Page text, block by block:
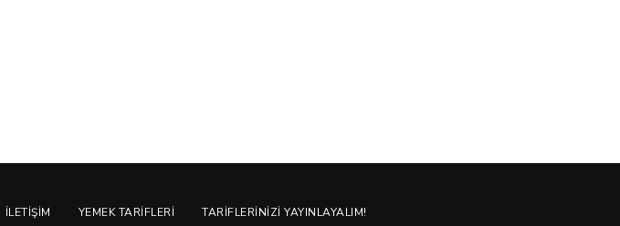
İLETIŞIM YEMEK TARIFLERI TARIFLERINIZI YAYINLAYALIM!